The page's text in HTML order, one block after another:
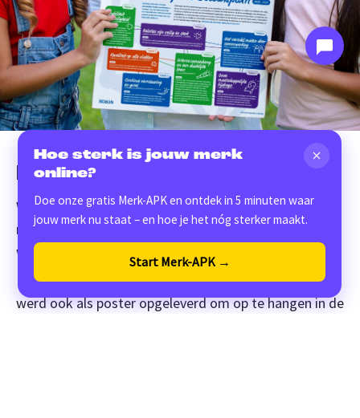
In één opslag duidelijk
We leverden een strategisch beleidsplan op. In een
mooi en speels jasje! Een dat helemaal aansluit bij de
wensen van Stichting Robijn.
In het plan vind je onder andere eeninfographic. Deze
werd ook als poster opgeleverd om op te hangen in de
Verstuur
Hoe sterk is jouw merk
online?
Doe onze gratis Merk-APK en ontdek in 5 minuten waar
jouw merk nu staat – en hoe je het nóg sterker maakt.
Start Merk-APK →